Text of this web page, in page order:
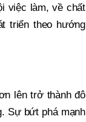
việc làm, về chất
triển theo hướng
lên trở thành đô
Sự bứt phá mạnh